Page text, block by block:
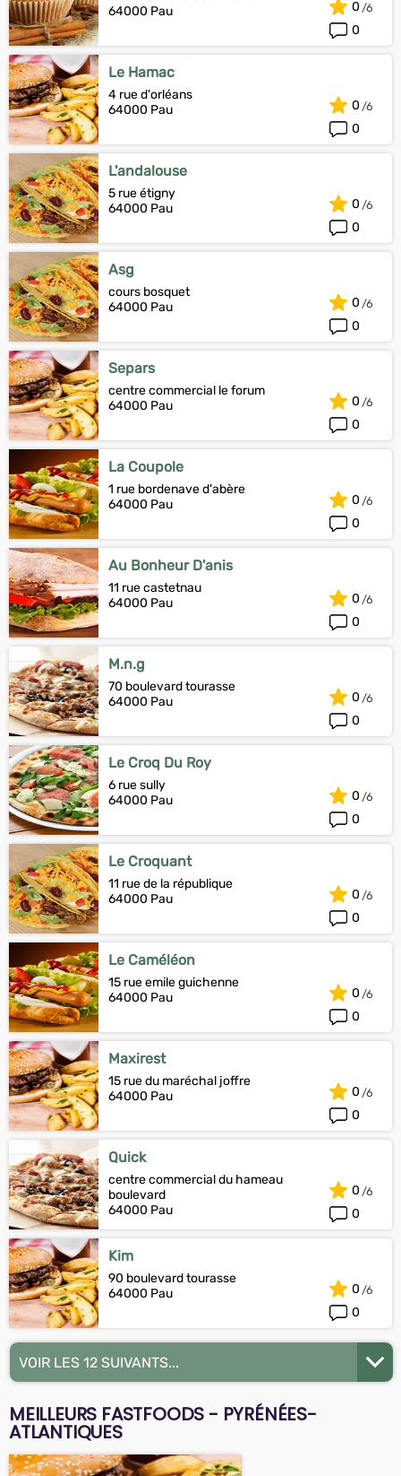
64000 Pau
0
0
Le Hamac
4 rue d'orléans
64000 Pau
0
0
L'andalouse
5 rue étigny
64000 Pau
0
0
Asg
cours bosquet
64000 Pau
0
0
Separs
centre commercial le forum
64000 Pau
0
0
La Coupole
1 rue bordenave d'abère
64000 Pau
0
0
Au Bonheur D'anis
11 rue castetnau
64000 Pau
0
0
M.n.g
70 boulevard tourasse
64000 Pau
0
0
Le Croq Du Roy
6 rue sully
64000 Pau
0
0
Le Croquant
11 rue de la république
64000 Pau
0
0
Le Caméléon
15 rue emile guichenne
64000 Pau
0
0
Maxirest
15 rue du maréchal joffre
64000 Pau
0
0
Quick
centre commercial du hameau
boulevard
64000 Pau
0
0
Kim
90 boulevard tourasse
64000 Pau
0
0
VOIR LES 12 SUIVANTS...
MEILLEURS FASTFOODS - PYRÉNÉES-
ATLANTIQUES